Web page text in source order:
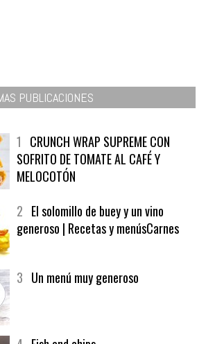
1CRUNCH WRAP SUPREME CON
SOFRITO DE TOMATE AL CAFÉ Y
MELOCOTÓN
2El solomillo de buey y un vino